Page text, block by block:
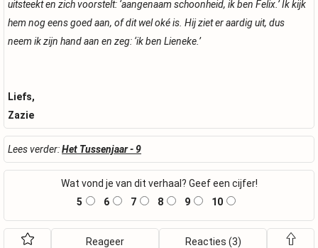
uitsteekt en zich voorstelt: ‘aangenaam schoonheid, ik ben Felix.’ Ik kijk
hem nog eens goed aan, of dit wel oké is. Hij ziet er aardig uit, dus
neem ik zijn hand aan en zeg: ‘ik ben Lieneke.’
Liefs,
Zazie
Lees verder:Het Tussenjaar - 9
Wat vond je van dit verhaal? Geef een cijfer!
5
6 7 8 9 10
Reageer Reacties (3)